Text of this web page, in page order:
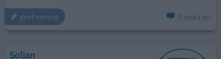
geef mening 0 reacties
Solian